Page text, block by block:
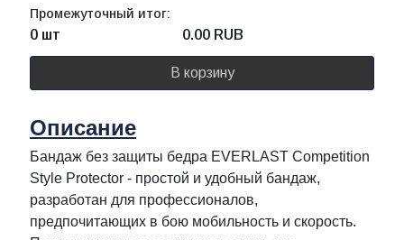
Промежуточный итог:
0 шт 0.00 RUB
В корзину
Описание
Бандаж без защиты бедра EVERLAST Competition
Style Protector - простой и удобный бандаж,
разработан для профессионалов,
предпочитающих в бою мобильность и скорость.